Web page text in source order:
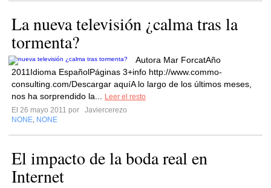
La nueva televisión ¿calma tras la
tormenta?
Autora Mar ForcatAño
2011Idioma EspañolPáginas 3+info http://www.commo-
consulting.com/Descargar aquíA lo largo de los últimos meses,
nos ha sorprendido la...
Leer el resto
El 26 mayo 2011 por
Javiercerezo
NONE NONE
El impacto de la boda real en
Internet